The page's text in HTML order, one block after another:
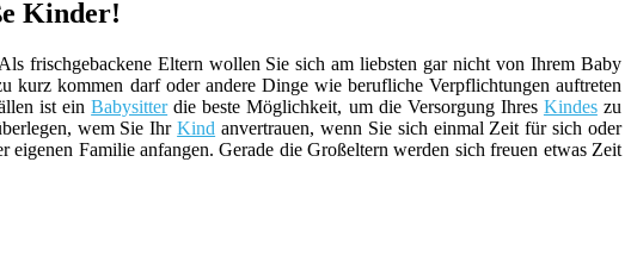
Kinder!
frischgebackene Eltern wollen Sie sich am liebsten gar nicht von Ihrem Baby
kurz kommen darf oder andere Dinge wie berufliche Verpflichtungen auftreten
ist einBabysitterdie beste Möglichkeit, um die Versorgung Ihres Kindeszu
wem Sie IhrKind anvertrauen, wenn Sie sich einmal Zeit für sich oder
eigenen Familie anfangen. Gerade die Großeltern werden sich freuen etwas Zeit